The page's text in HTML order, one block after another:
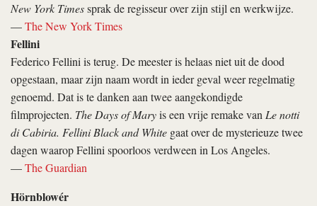
New York Timessprak de regisseur over zijn stijl en werkwijze.
—The New York Times
Fellini
Federico Fellini is terug. De meester is helaas niet uit de dood
opgestaan, maar zijn naam wordt in ieder geval weer regelmatig
genoemd. Dat is te danken aan twee aangekondigde
filmprojecten. The Days of Maryiseen vrije remake vanLe notti
di Cabiria. Fellini Black and White gaat over de mysterieuze twee
dagen waarop Fellini spoorloos verdween in Los Angeles.
—The Guardian
Hörnblowér